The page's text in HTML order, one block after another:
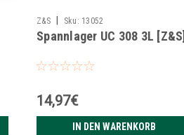
Z&S Sku: 13052
Spannlager UC 308 3L [Z&S]
14,97€
IN DEN WARENKORB